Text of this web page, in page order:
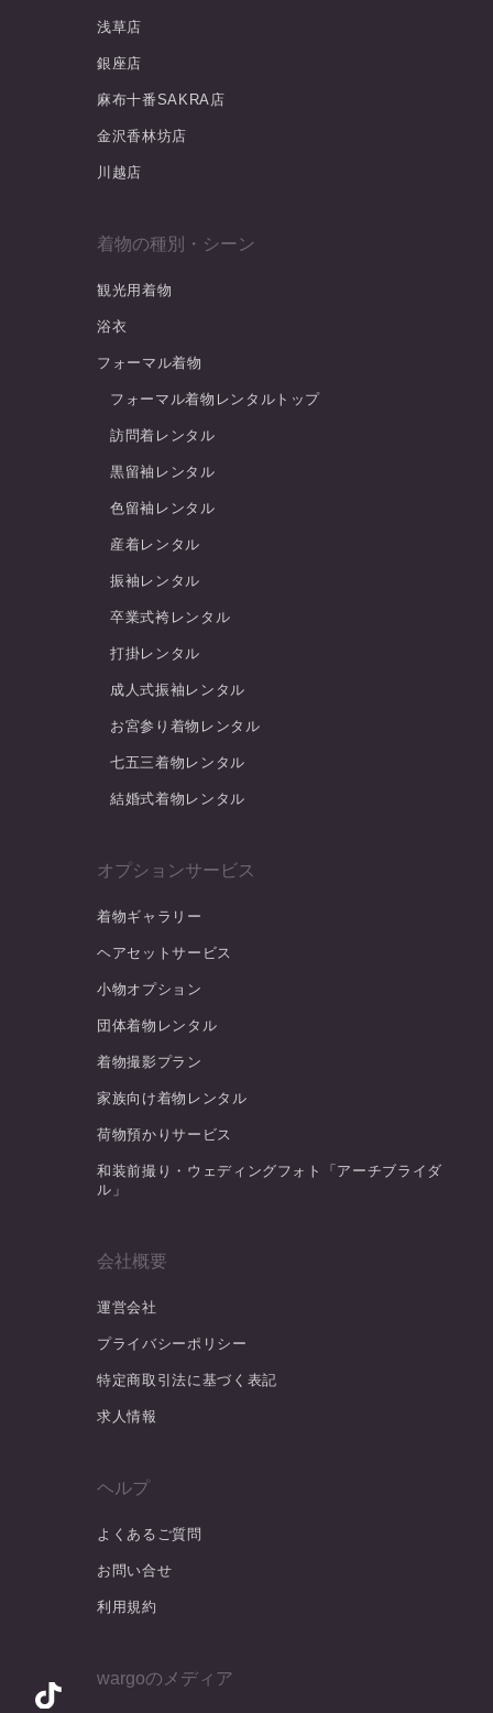
浅草店
銀座店
麻布十番SAKRA店
金沢香林坊店
川越店
着物の種別・シーン
観光用着物
浴衣
フォーマル着物
フォーマル着物レンタルトップ
訪問着レンタル
黒留袖レンタル
色留袖レンタル
産着レンタル
振袖レンタル
卒業式袴レンタル
打掛レンタル
成人式振袖レンタル
お宮参り着物レンタル
七五三着物レンタル
結婚式着物レンタル
オプションサービス
着物ギャラリー
ヘアセットサービス
小物オプション
団体着物レンタル
着物撮影プラン
家族向け着物レンタル
荷物預かりサービス
和装前撮り・ウェディングフォト「アーチブライダ
ル」
会社概要
運営会社
プライバシーポリシー
特定商取引法に基づく表記
求人情報
ヘルプ
よくあるご質問
お問い合せ
利用規約
wargoのメディア